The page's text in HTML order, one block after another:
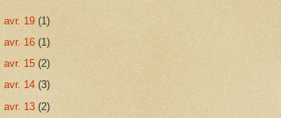
avr. 19 (1)
avr. 16 (1)
avr. 15 (2)
avr. 14 (3)
avr. 13 (2)